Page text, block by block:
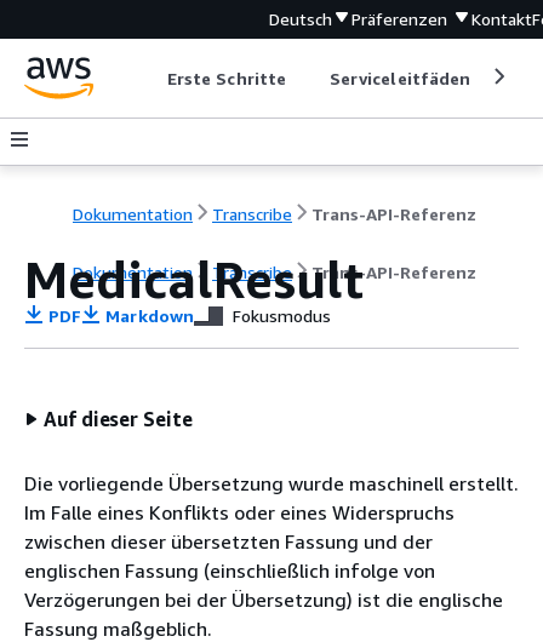
Deutsch Präferenzen Kontakt
Erste Schritte Serviceleitfäden
Dokumentation Transcribe Trans-API-Referenz
Dokumentation Transcribe Trans-API-Referenz
MedicalResult
PDF Markdown Fokusmodus
Auf dieser Seite
Die vorliegende Übersetzung wurde maschinell erstellt.
Im Falle eines Konflikts oder eines Widerspruchs
zwischen dieser übersetzten Fassung und der
englischen Fassung (einschließlich infolge von
Verzögerungen bei der Übersetzung) ist die englische
Fassung maßgeblich.